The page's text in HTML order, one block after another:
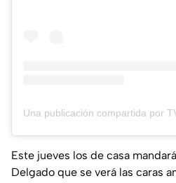
Este jueves los de casa
Delgado que se verá las caras